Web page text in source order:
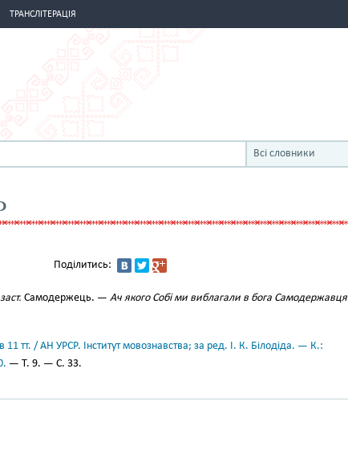
ТРАНСЛІТЕРАЦІЯ
Всі словники
Поділитись:
Самодержець. — Ач якого Собі ми виблагали в бога Самодержавця
11 тт. / АН УРСР. Інститут мовознавства; за ред. І. К. Білодіда. — К.:
— Т. 9. — С. 33.